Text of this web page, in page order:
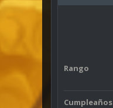
Rango
Cumpleaños